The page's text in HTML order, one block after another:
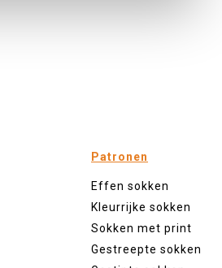
Patronen
Effen sokken
Kleurrijke sokken
Sokken met print
Gestreepte sokken